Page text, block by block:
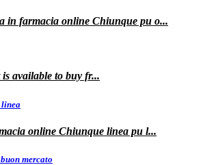
in farmacia online Chiunque pu o...
available to buy fr...
online Chiunque linea pu l...
mercato